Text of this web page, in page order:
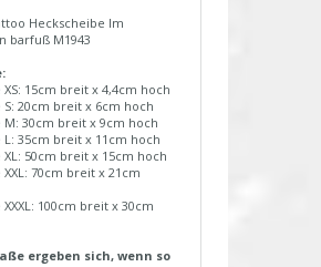
Heckscheibe Im
barfuß M1943
15cm breit x 4,4cm hoch
S: 20cm breit x 6cm hoch
M: 30cm breit x 9cm hoch
L: 35cm breit x 11cm hoch
XL: 50cm breit x 15cm hoch
70cm breit x 21cm
100cm breit x 30cm
ergeben sich, wenn so